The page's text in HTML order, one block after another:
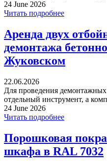
24 June 2026
Читать подробнее
Аренда двух
демонтажа
Жуковском
22.06.2026
Для проведения демонтажных
отдельный инструмент, а
24 June 2026
Читать подробнее
Порошковая
шкафа в RAL 7032